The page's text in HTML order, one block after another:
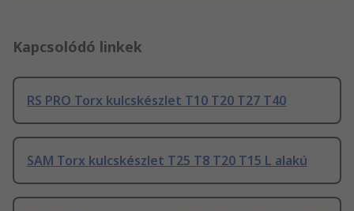
Kapcsolódó linkek
RS PRO Torx kulcskészlet T10 T20 T27 T40
SAM Torx kulcskészlet T25 T8 T20 T15 L alakú